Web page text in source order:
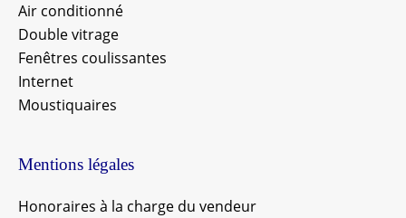
Air conditionné
Double vitrage
Fenêtres coulissantes
Internet
Moustiquaires
Mentions légales
Honoraires à la charge du vendeur